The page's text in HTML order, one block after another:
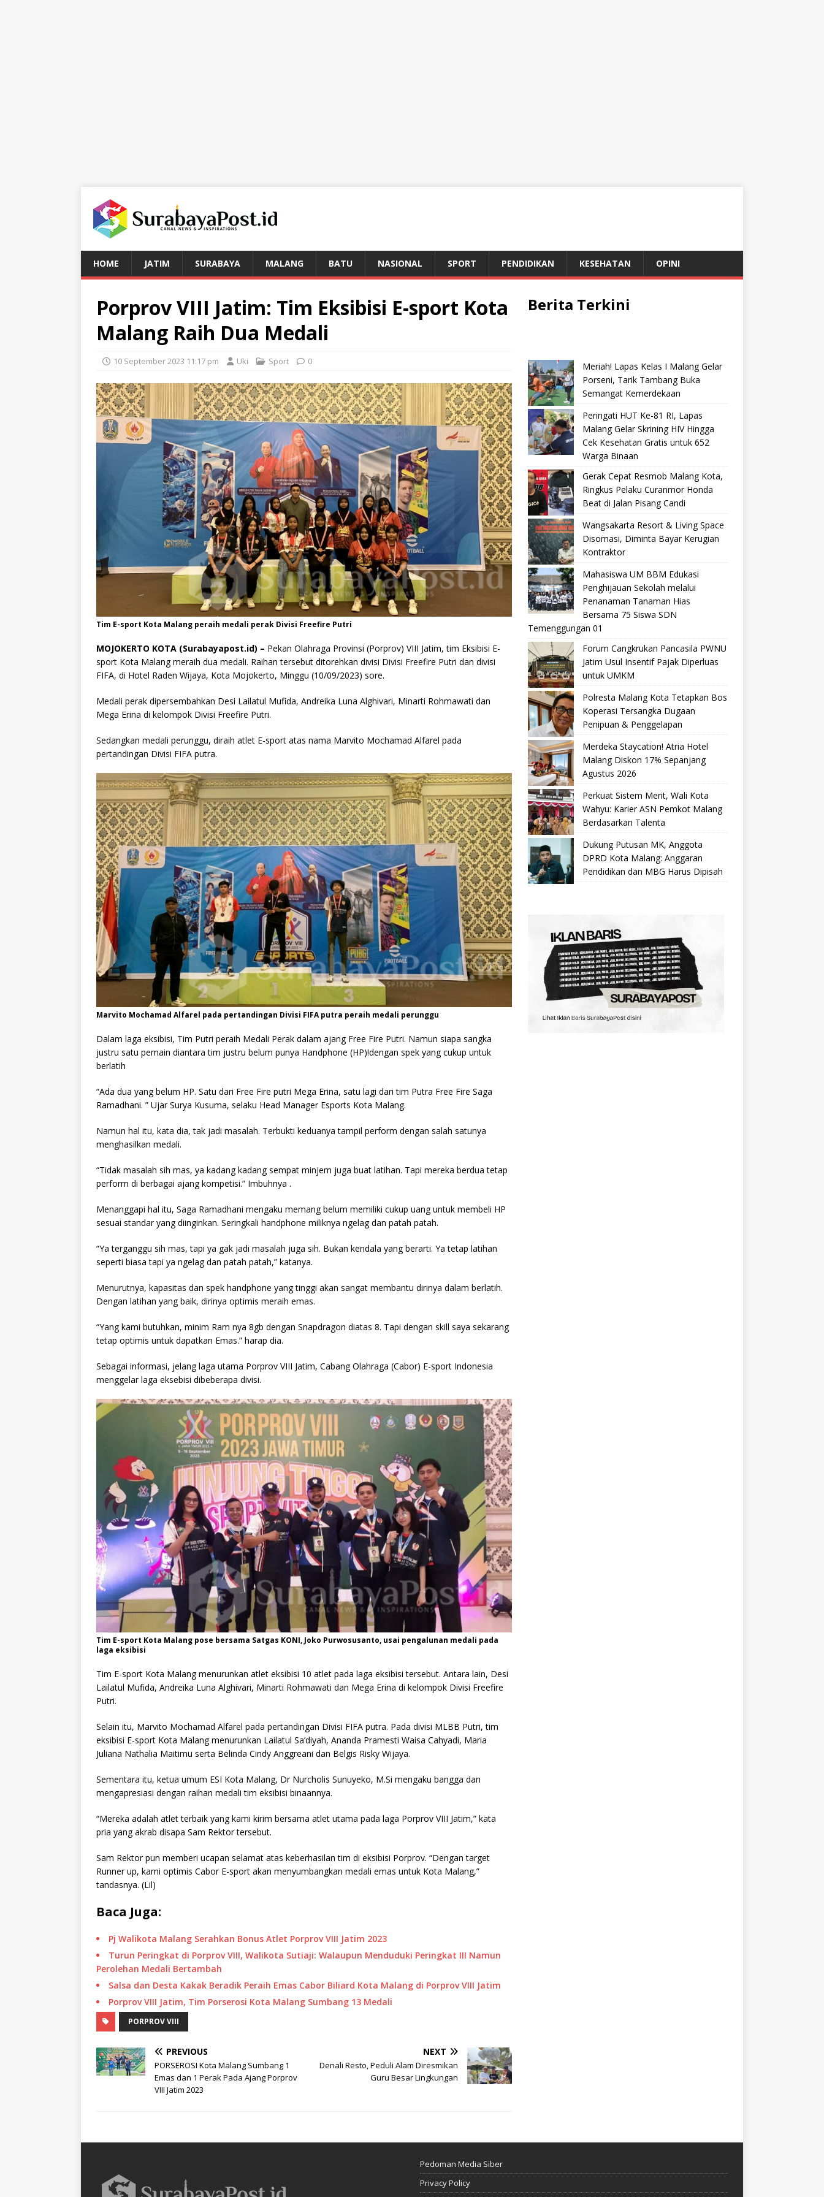
HOME JATIM SURABAYA MALANG BATU NASIONAL SPORT PENDIDIKAN KESEHATAN OPINI
Porprov VIII Jatim: Tim Eksibisi E-sport Kota
Malang Raih Dua Medali
10 September 2023 11:17 pm Uki Sport 0
Tim E-sport Kota Malang peraih medali perak Divisi Freefire Putri
MOJOKERTO KOTA (Surabayapost.id) – Pekan Olahraga Provinsi (Porprov) VIII Jatim, tim Eksibisi E-
sport Kota Malang meraih dua medali. Raihan tersebut ditorehkan divisi Divisi Freefire Putri dan divisi
FIFA, di Hotel Raden Wijaya, Kota Mojokerto, Minggu (10/09/2023) sore.
Medali perak dipersembahkan Desi Lailatul Mufida, Andreika Luna Alghivari, Minarti Rohmawati dan
Mega Erina di kelompok Divisi Freefire Putri.
Sedangkan medali perunggu, diraih atlet E-sport atas nama Marvito Mochamad Alfarel pada
pertandingan Divisi FIFA putra.
Marvito Mochamad Alfarel pada pertandingan Divisi FIFA putra peraih medali perunggu
Dalam laga eksibisi, Tim Putri peraih Medali Perak dalam ajang Free Fire Putri. Namun siapa sangka
justru satu pemain diantara tim justru belum punya Handphone (HP)!dengan spek yang cukup untuk
berlatih
“Ada dua yang belum HP. Satu dari Free Fire putri Mega Erina, satu lagi dari tim Putra Free Fire Saga
Ramadhani. ” Ujar Surya Kusuma, selaku Head Manager Esports Kota Malang.
Namun hal itu, kata dia, tak jadi masalah. Terbukti keduanya tampil perform dengan salah satunya
menghasilkan medali.
“Tidak masalah sih mas, ya kadang kadang sempat minjem juga buat latihan. Tapi mereka berdua tetap
perform di berbagai ajang kompetisi.” Imbuhnya .
Menanggapi hal itu, Saga Ramadhani mengaku memang belum memiliki cukup uang untuk membeli HP
sesuai standar yang diinginkan. Seringkali handphone miliknya ngelag dan patah patah.
“Ya terganggu sih mas, tapi ya gak jadi masalah juga sih. Bukan kendala yang berarti. Ya tetap latihan
seperti biasa tapi ya ngelag dan patah patah,” katanya.
Menurutnya, kapasitas dan spek handphone yang tinggi akan sangat membantu dirinya dalam berlatih.
Dengan latihan yang baik, dirinya optimis meraih emas.
“Yang kami butuhkan, minim Ram nya 8gb dengan Snapdragon diatas 8. Tapi dengan skill saya sekarang
tetap optimis untuk dapatkan Emas.” harap dia.
Sebagai informasi, jelang laga utama Porprov VIII Jatim, Cabang Olahraga (Cabor) E-sport Indonesia
menggelar laga eksebisi dibeberapa divisi.
Tim E-sport Kota Malang pose bersama Satgas KONI, Joko Purwosusanto, usai pengalunan medali pada
laga eksibisi
Tim E-sport Kota Malang menurunkan atlet eksibisi 10 atlet pada laga eksibisi tersebut. Antara lain, Desi
Lailatul Mufida, Andreika Luna Alghivari, Minarti Rohmawati dan Mega Erina di kelompok Divisi Freefire
Putri.
Selain itu, Marvito Mochamad Alfarel pada pertandingan Divisi FIFA putra. Pada divisi MLBB Putri, tim
eksibisi E-sport Kota Malang menurunkan Lailatul Sa’diyah, Ananda Pramesti Waisa Cahyadi, Maria
Juliana Nathalia Maitimu serta Belinda Cindy Anggreani dan Belgis Risky Wijaya.
Sementara itu, ketua umum ESI Kota Malang, Dr Nurcholis Sunuyeko, M.Si mengaku bangga dan
mengapresiasi dengan raihan medali tim eksibisi binaannya.
“Mereka adalah atlet terbaik yang kami kirim bersama atlet utama pada laga Porprov VIII Jatim,” kata
pria yang akrab disapa Sam Rektor tersebut.
Sam Rektor pun memberi ucapan selamat atas keberhasilan tim di eksibisi Porprov. “Dengan target
Runner up, kami optimis Cabor E-sport akan menyumbangkan medali emas untuk Kota Malang,”
tandasnya. (Lil)
Baca Juga:
Pj Walikota Malang Serahkan Bonus Atlet Porprov VIII Jatim 2023
Turun Peringkat di Porprov VIII, Walikota Sutiaji: Walaupun Menduduki Peringkat III Namun
Perolehan Medali Bertambah
Salsa dan Desta Kakak Beradik Peraih Emas Cabor Biliard Kota Malang di Porprov VIII Jatim
Porprov VIII Jatim, Tim Porserosi Kota Malang Sumbang 13 Medali
PORPROV VIII
PREVIOUS
PORSEROSI Kota Malang Sumbang 1
Emas dan 1 Perak Pada Ajang Porprov
VIII Jatim 2023
NEXT
Denali Resto, Peduli Alam Diresmikan
Guru Besar Lingkungan
Berita Terkini
Meriah! Lapas Kelas I Malang Gelar
Porseni, Tarik Tambang Buka
Semangat Kemerdekaan
Peringati HUT Ke-81 RI, Lapas
Malang Gelar Skrining HIV Hingga
Cek Kesehatan Gratis untuk 652
Warga Binaan
Gerak Cepat Resmob Malang Kota,
Ringkus Pelaku Curanmor Honda
Beat di Jalan Pisang Candi
Wangsakarta Resort & Living Space
Disomasi, Diminta Bayar Kerugian
Kontraktor
Mahasiswa UM BBM Edukasi
Penghijauan Sekolah melalui
Penanaman Tanaman Hias
Bersama 75 Siswa SDN
Temenggungan 01
Forum Cangkrukan Pancasila PWNU
Jatim Usul Insentif Pajak Diperluas
untuk UMKM
Polresta Malang Kota Tetapkan Bos
Koperasi Tersangka Dugaan
Penipuan & Penggelapan
Merdeka Staycation! Atria Hotel
Malang Diskon 17% Sepanjang
Agustus 2026
Perkuat Sistem Merit, Wali Kota
Wahyu: Karier ASN Pemkot Malang
Berdasarkan Talenta
Dukung Putusan MK, Anggota
DPRD Kota Malang: Anggaran
Pendidikan dan MBG Harus Dipisah
Pedoman Media Siber
Privacy Policy